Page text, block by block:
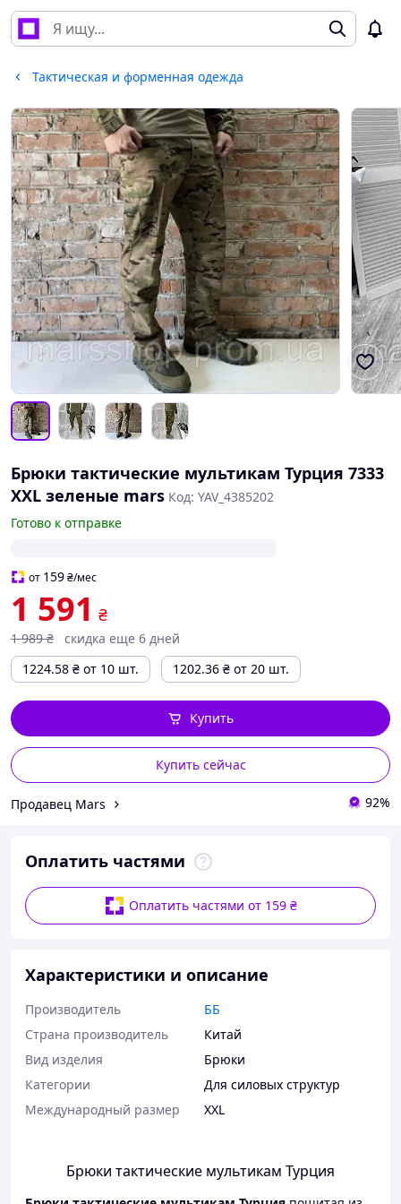
Тактическая и форменная одежда
Брюки тактические мультикам Турция 7333
XXL зеленые mars Код: YAV_4385202
Готово к отправке
от 159₴/мес
1 591 ₴
1 989 ₴
скидка еще 6 дней
1224.58 ₴ от 10 шт. 1202.36 ₴ от 20 шт.
Купить сейчас
Купить
Продавец Mars 92%
Оплатить частями
Оплатить частями от 159 ₴
Характеристики и описание
Производитель
ББ
Страна производитель
Китай
Вид изделия
Брюки
Категории
Для силовых структур
Международный размер
XXL
Брюки тактические мультикам Турция